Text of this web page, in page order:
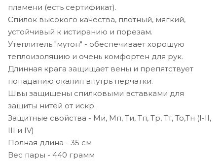
пламени (есть сертификат).
Спилок высокого качества, плотный, мягкий,
устойчивый к истиранию и порезам.
Утеплитель "мутон" - обеспечивает хорошую
теплоизоляцию и очень комфортен для рук.
Длинная крага защищает вены и препятствует
попаданию окалин внутрь перчатки.
Швы защищены спилковыми вставками для
защиты нитей от искр.
Защитные свойства - Ми, Мп, Ти, Тп, Тр, Тт, То,Тн (I-II,
III и IV)
Полная длина - 35 см
Вес пары - 440 грамм